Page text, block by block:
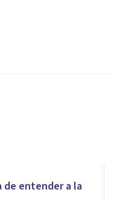
de entender a la